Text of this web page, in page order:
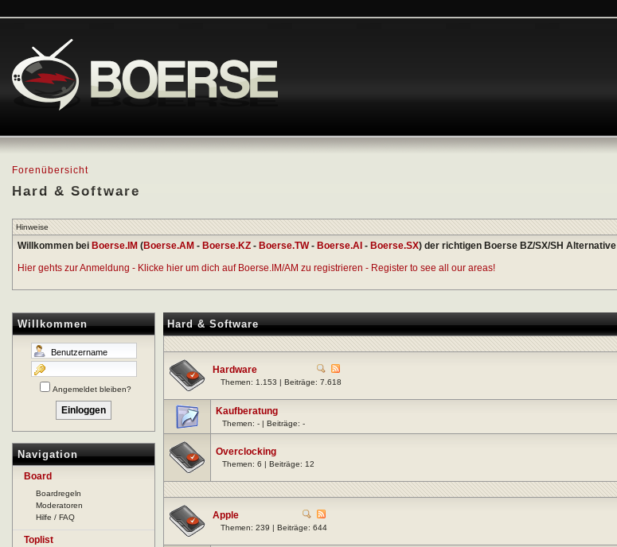
Forenübersicht
Hard & Software
Hinweise
Willkommen bei Boerse.IM (Boerse.AM - Boerse.KZ - Boerse.TW- Boerse.AI - Boerse.SX) der richtigen Boerse BZ/SX/SH Alternative
Hier gehts zur Anmeldung - Klicke hier um dich auf Boerse.IM/AM zu registrieren - Register to see all our areas!
Willkommen
Angemeldet bleiben?
Navigation
Board
Boardregeln
Moderatoren
Hilfe / FAQ
Toplist
Hard & Software
Hardware
Themen: 1.153 | Beiträge: 7.618
Kaufberatung
Themen: - | Beiträge: -
Overclocking
Themen: 6 | Beiträge: 12
Apple
Themen: 239 | Beiträge: 644